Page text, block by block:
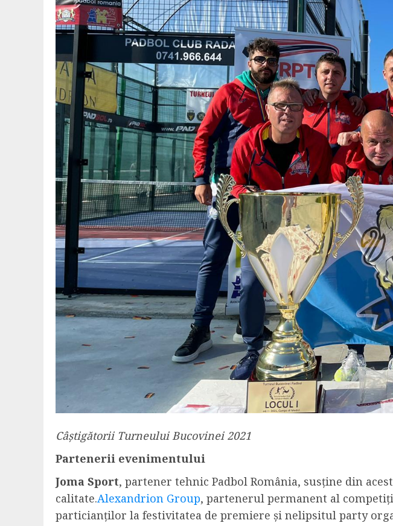
Câștigătorii Turneului Bucovinei 2021
Partenerii evenimentului
Joma Sport, partener tehnic Padbol România, susține din
calitate.Alexandrion Group, partenerul permanent al
particianților la festivitatea de premiere și nelipsitul party